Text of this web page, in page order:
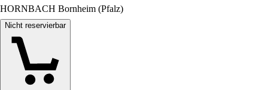
HORNBACH Bornheim (Pfalz)
Nicht reservierbar